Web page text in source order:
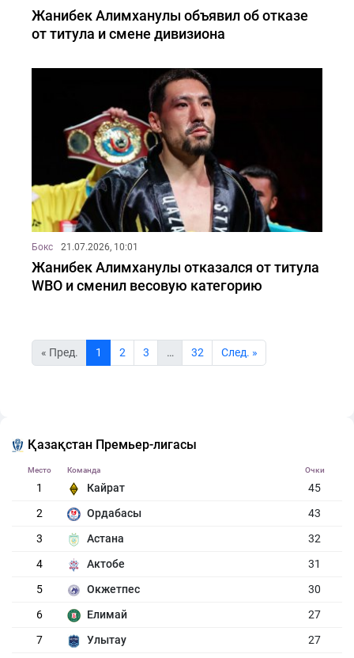
Жанибек Алимханулы объявил об отказе
от титула и смене дивизиона
Бокс 21.07.2026, 10:01
Жанибек Алимханулы отказался от титула
WBO и сменил весовую категорию
« Пред. 1 2 3 … 32 Cлед. »
Қазақстан Премьер-лигасы
Место Команда Очки
1 Кайрат
45
2
Ордабасы
43
3
Астана
32
4
Актобе
31
5
Окжетпес
30
6
Елимай
27
7
Улытау
27